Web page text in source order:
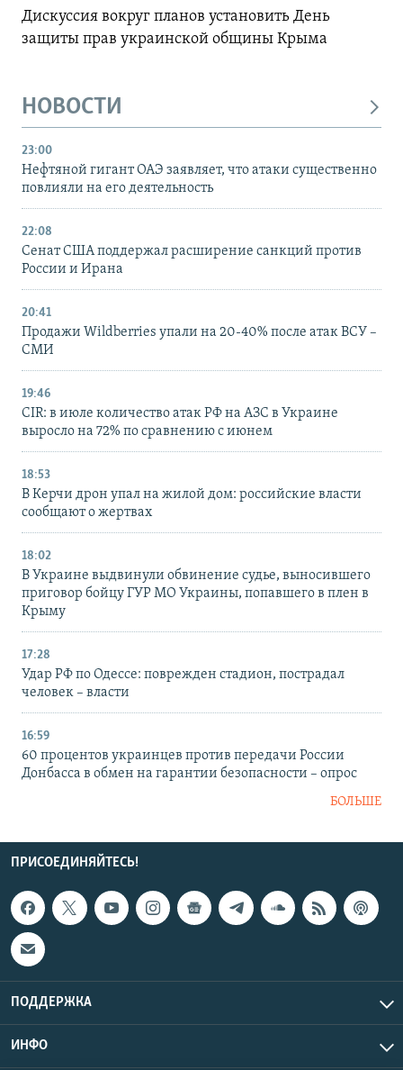
Дискуссия вокруг планов установить День
защиты прав украинской общины Крыма
НОВОСТИ
23:00
Нефтяной гигант ОАЭ заявляет, что атаки существенно
повлияли на его деятельность
22:08
Сенат США поддержал расширение санкций против
России и Ирана
20:41
Продажи Wildberries упали на 20-40% после атак ВСУ –
СМИ
19:46
CIR: в июле количество атак РФ на АЗС в Украине
выросло на 72% по сравнению с июнем
18:53
В Керчи дрон упал на жилой дом: российские власти
сообщают о жертвах
18:02
В Украине выдвинули обвинение судье, выносившего
приговор бойцу ГУР МО Украины, попавшего в плен в
Крыму
17:28
Удар РФ по Одессе: поврежден стадион, пострадал
человек – власти
16:59
60 процентов украинцев против передачи России
Донбасса в обмен на гарантии безопасности – опрос
БОЛЬШЕ
ПРИСОЕДИНЯЙТЕСЬ!
ПОДДЕРЖКА
ИНФО